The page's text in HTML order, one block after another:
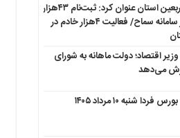
دبیر ستاد اربعین استان عنوان کرد: ثبت‌نام ۴۳هزار
لرستانی در سامانه سماح/ فعالیت ۴هزار خادم در
اقتصاد؛ دولت ماهانه به شورای
می‌دهد
شنبه ۱۰ مرداد ۱۴۰۵